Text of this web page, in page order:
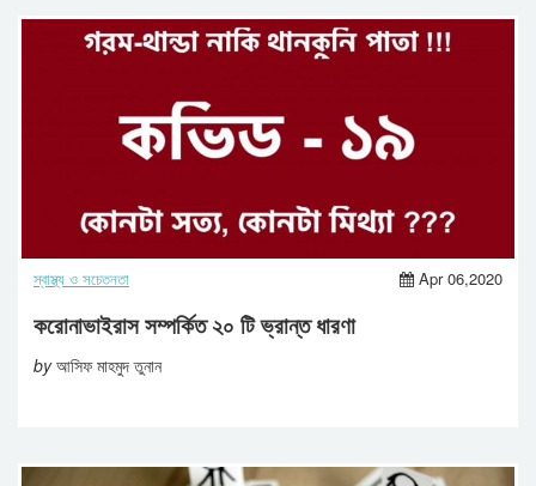
স্বাস্থ্য ও সচেতনতা Apr 06,2020
করোনাভাইরাস সম্পর্কিত ২০ টি ভ্রান্ত ধারণা
byআসিফ মাহমুদ তুনান